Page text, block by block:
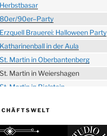
90er–Party
Brauerei: Halloween Party
in der Aula
Martin in Oberbantenberg
Martin in Weiershagen
Martin in Bielstein
der Tollitäten
Bielsteiner Männerchor